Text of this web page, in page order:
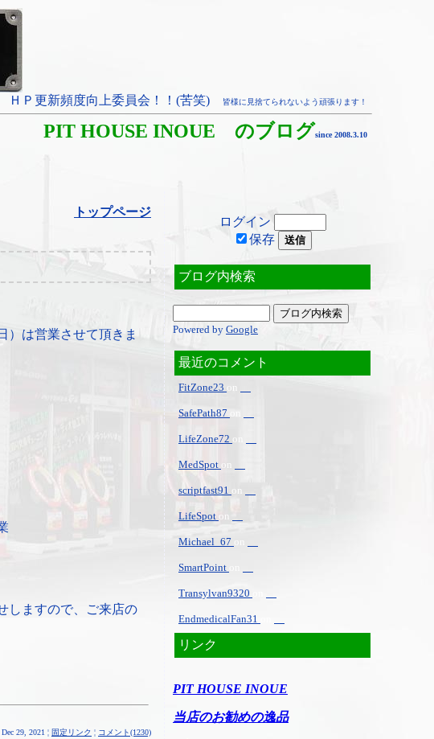
ＨＰ更新頻度向上委員会！！(苦笑) 皆様に見捨てられないよう頑張ります！
PIT HOUSE INOUE のブログsince 2008.3.10
トップページ
）は営業させて頂きま
しますので、ご来店の
29, 2021 ¦ 固定リンク ¦ コメント(1230)
ログイン
保存
ブログ内検索
Powered by Google
最近のコメント
FitZone23 on
SafePath87 on
LifeZone72 on
MedSpot on
scriptfast91 on
LifeSpot on
Michael_67 on
SmartPoint
Transylvan9320
EndmedicalFan31
リンク
PIT HOUSE INOUE
当店のお勧めの逸品